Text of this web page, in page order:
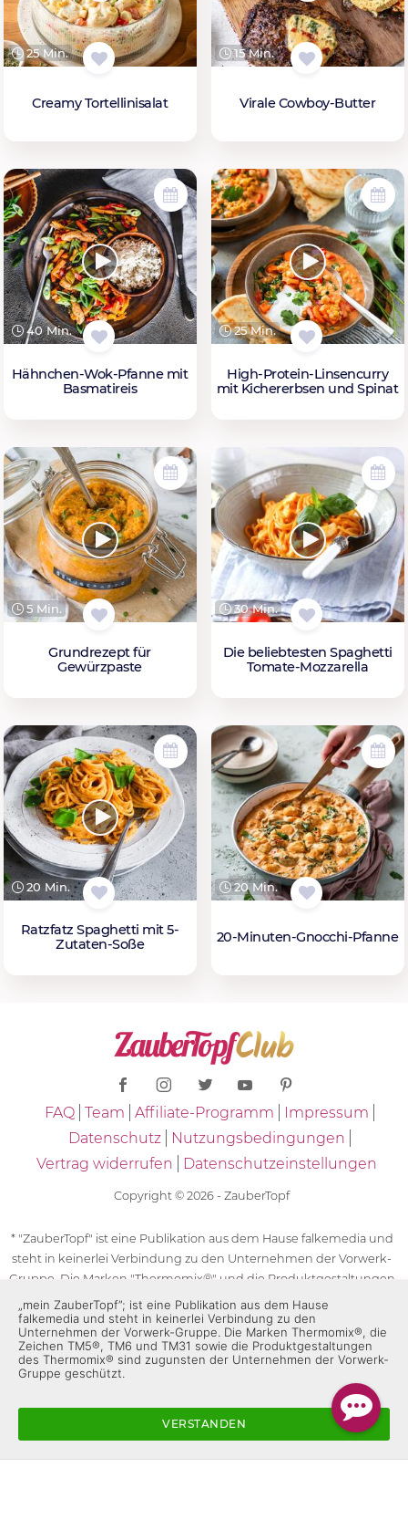
25 Min.
Creamy Tortellinisalat
15 Min.
Virale Cowboy-Butter
40 Min.
Hähnchen-Wok-Pfanne mit
Basmatireis
25 Min.
High-Protein-Linsencurry
mit Kichererbsen und Spinat
5 Min.
Grundrezept für
Gewürzpaste
30 Min.
Die beliebtesten Spaghetti
Tomate-Mozzarella
20 Min.
Ratzfatz Spaghetti mit 5-
Zutaten-Soße
20 Min.
20-Minuten-Gnocchi-Pfanne
FAQ Team Affiliate-Programm
Impressum
Datenschutz
Nutzungsbedingungen
Vertrag widerrufen
Datenschutzeinstellungen
Copyright © 2026 - ZauberTopf
* "ZauberTopf" ist eine Publikation aus dem Hause falkemedia und
steht in keinerlei Verbindung zu den Unternehmen der Vorwerk-
Gruppe. Die Marken "Thermomix®" und die Produktgestaltungen
des "Thermomix®" sind eingetragene Marken der Unternehmen
der Vorwerk-Gruppe. Die Marken Thermomix®, die Zeichen TM5®,
TM6 und TM31 sowie die Produktgestaltungen des Thermomix®
sind zugunsten der Unternehmen der Vorwerk-Gruppe
geschützt. Für die Rezeptangaben in "ZauberTopf" ist
„mein ZauberTopf”; ist eine Publikation aus dem Hause
falkemedia und steht in keinerlei Verbindung zu den
Unternehmen der Vorwerk-Gruppe. Die Marken Thermomix®, die
Zeichen TM5®, TM6 und TM31 sowie die Produktgestaltungen
des Thermomix® sind zugunsten der Unternehmen der Vorwerk-
Gruppe geschützt.
VERSTANDEN